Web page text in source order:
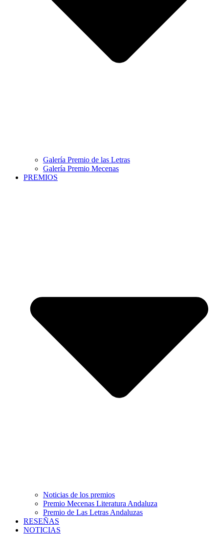
Galería Premio de las Letras
Galería Premio Mecenas
PREMIOS
Noticias de los premios
Premio Mecenas Literatura Andaluza
Premio de Las Letras Andaluzas
RESEÑAS
NOTICIAS